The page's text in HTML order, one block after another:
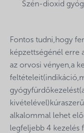
Szén-dioxid
Fontos tudni,hogy
képzettségénél erre
az orvosi vényen,a
alkalommal lehet
legfeljebb 4 kezelés